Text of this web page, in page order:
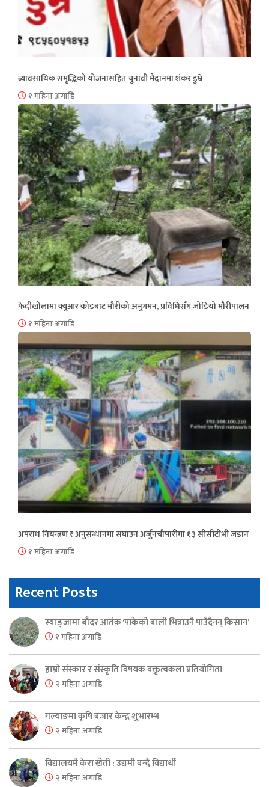
व्यावसायिक समृद्धिको योजनासहित चुनावी मैदानमा शंकर डुम्रे
१ महिना अगाडि
फेदीखोलामा क्युआर कोडबाट मौरीको अनुगमन, प्रविधिसँग जोडियो मौरीपालन
१ महिना अगाडि
अपराध नियन्त्रण र अनुसन्धानमा सघाउन अर्जुनचौपारीमा १३ सीसीटीभी जडान
१ महिना अगाडि
Recent Posts
स्याङ्जामा बाँदर आतंक ‘पाकेको बाली भित्राउनै पाउँदैनन् किसान’
१ महिना अगाडि
हाम्रो संस्कार र संस्कृति विषयक वक्तृत्वकला प्रतियोगिता
२ महिना अगाडि
गल्याङमा कृषि बजार केन्द्र शुभारम्भ
२ महिना अगाडि
विद्यालयमै केरा खेती : उद्यमी बन्दै विद्यार्थी
२ महिना अगाडि